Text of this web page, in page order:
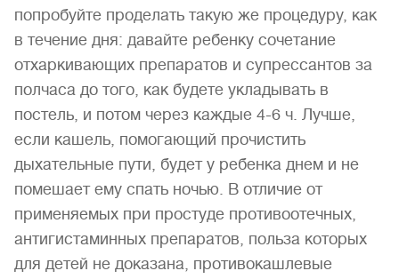
попробуйте проделать такую же процедуру, как
в течение дня: давайте ребенку сочетание
отхаркивающих препаратов и супрессантов за
полчаса до того, как будете укладывать в
постель, и потом через каждые 4-6 ч. Лучше,
если кашель, помогающий прочистить
дыхательные пути, будет у ребенка днем и не
помешает ему спать ночью. В отличие от
применяемых при простуде противоотечных,
антигистаминных препаратов, польза которых
для детей не доказана, противокашлевые